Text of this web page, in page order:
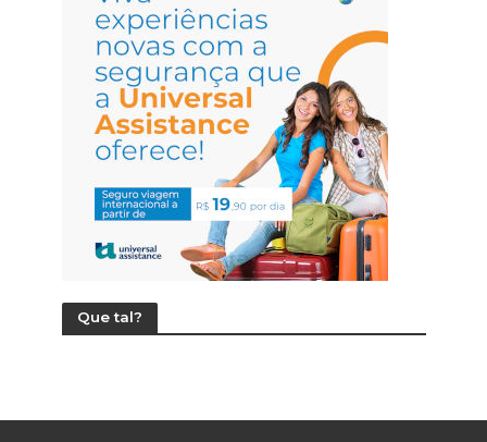
Que tal?